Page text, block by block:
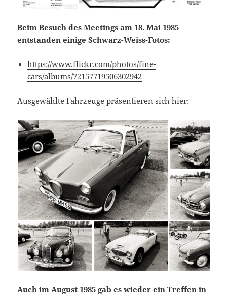
Beim Besuch des Meetings am 18. Mai 1985
entstanden einige Schwarz-Weiss-Fotos:
https://www.flickr.com/photos/fine-
cars/albums/72157719506302942
Ausgewählte Fahrzeuge präsentieren sich hier:
Auch im August 1985 gab es wieder ein Treffen in